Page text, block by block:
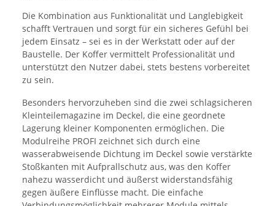
Die Kombination aus Funktionalität und Langlebigkeit
schafft Vertrauen und sorgt für ein sicheres Gefühl bei
jedem Einsatz – sei es in der Werkstatt oder auf der
Baustelle. Der Koffer vermittelt Professionalität und
unterstützt den Nutzer dabei, stets bestens vorbereitet
zu sein.
Besonders hervorzuheben sind die zwei schlagsicheren
Kleinteilemagazine im Deckel, die eine geordnete
Lagerung kleiner Komponenten ermöglichen. Die
Modulreihe PROFI zeichnet sich durch eine
wasserabweisende Dichtung im Deckel sowie verstärkte
Stoßkanten mit Aufprallschutz aus, was den Koffer
nahezu wasserdicht und äußerst widerstandsfähig
gegen äußere Einflüsse macht. Die einfache